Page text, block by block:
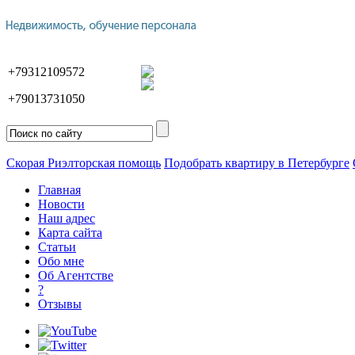
+79312109572
+79013731050
Скорая Риэлторская помощь Подобрать квартиру в Петербурге
Главная
Новости
Наш адрес
Карта сайта
Статьи
Обо мне
Об Агентстве
?
Отзывы